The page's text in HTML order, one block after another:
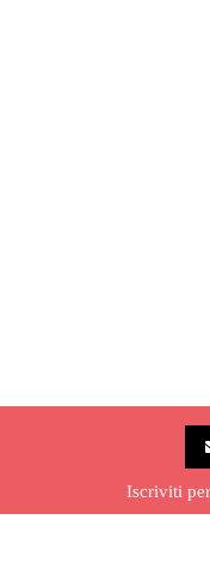
Iscriviti